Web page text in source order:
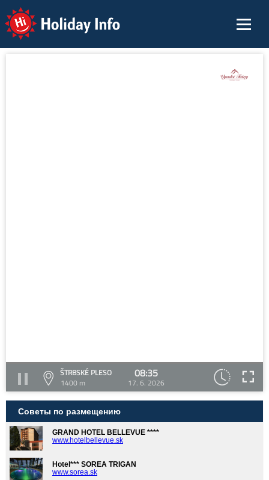
Holiday Info
ŠTRBSKÉ PLESO
1400 m
08:35
17. 6. 2026
Советы по размещению
GRAND HOTEL BELLEVUE ****
www.hotelbellevue.sk
Hotel*** SOREA TRIGAN
www.sorea.sk